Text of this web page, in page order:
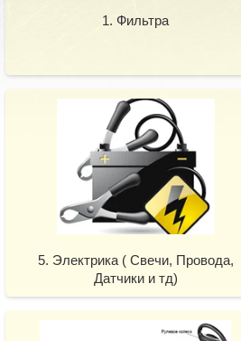
1. Фильтра
5. Электрика ( Свечи, Провода,
Датчики и тд)